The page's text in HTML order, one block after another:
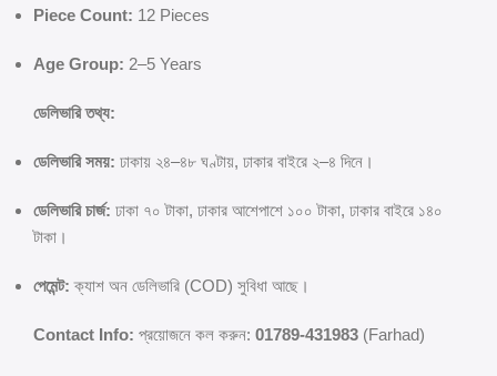
Piece Count: 12 Pieces
Age Group: 2–5 Years
ডেলিভারি তথ্য:
ডেলিভারি সময়: ঢাকায় ২৪–৪৮ ঘণ্টায়, ঢাকার বাইরে ২–৪ দিনে।
ডেলিভারি চার্জ: ঢাকা ৭০ টাকা, ঢাকার আশেপাশে ১০০ টাকা, ঢাকার বাইরে ১৪০
টাকা।
পেমেন্ট: ক্যাশ অন ডেলিভারি (COD) সুবিধা আছে।
Contact Info: প্রয়োজনে কল করুন: 01789-431983 (Farhad)